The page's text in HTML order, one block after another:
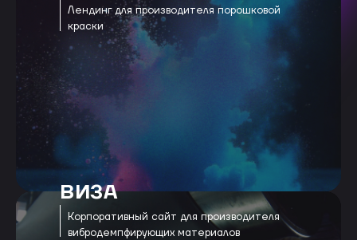
Лендинг для производителя порошковой
краски
ВИЗА
Корпоративный сайт для производителя
вибродемпфирующих материалов